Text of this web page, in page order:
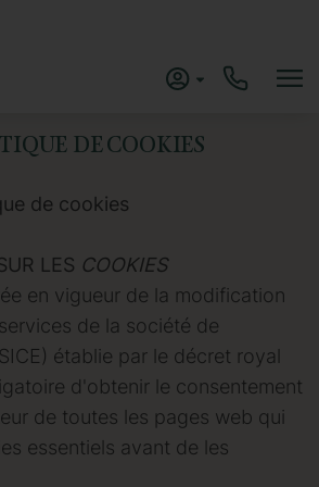
DE COOKIES
de cookies
LES COOKIES
en vigueur de la modification
de la société de
établie par le décret royal
d'obtenir le consentement
de toutes les pages web qui
essentiels avant de les